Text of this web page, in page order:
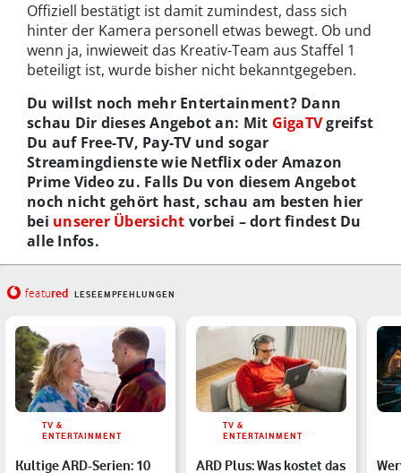
Offiziell bestätigt ist damit zumindest, dass sich
hinter der Kamera personell etwas bewegt. Ob und
wenn ja, inwieweit das Kreativ-Team aus Staffel 1
beteiligt ist, wurde bisher nicht bekanntgegeben.
Du willst noch mehr Entertainment? Dann
schau Dir dieses Angebot an: Mit GigaTVgreifst
Du auf Free-TV, Pay-TV und sogar
Streamingdienste wie Netflix oder Amazon
Prime Video zu. Falls Du von diesem Angebot
noch nicht gehört hast, schau am besten hier
bei unserer Übersicht vorbei – dort findest Du
alle Infos.
featured LESEEMPFEHLUNGEN
TV &
ENTERTAINMENT
Kultige ARD-Serien: 10
TV &
ENTERTAINMENT
ARD Plus: Was kostet das